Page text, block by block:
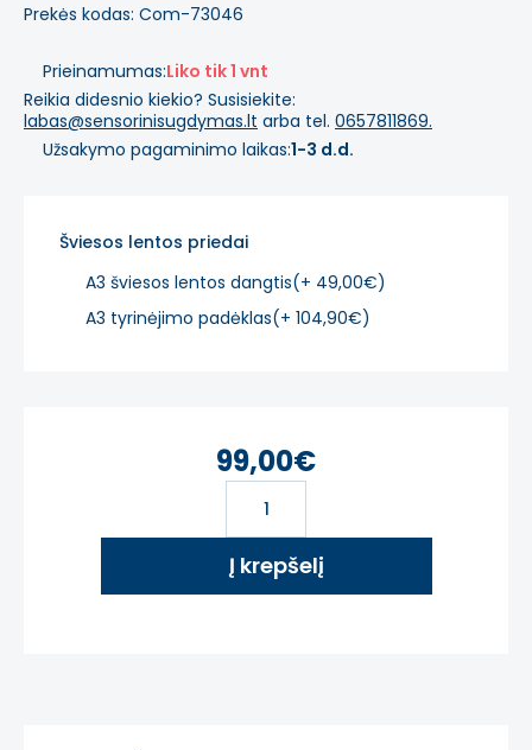
Prekės kodas: Com-73046
Prieinamumas:Liko tik 1 vnt
Reikia didesnio kiekio? Susisiekite:
labas@sensorinisugdymas.lt arba tel. 0657811869.
Užsakymo pagaminimo laikas:1-3 d.d.
Šviesos lentos priedai
A3 šviesos lentos dangtis(+ 49,00€)
A3 tyrinėjimo padėklas(+ 104,90€)
99,00€
Į krepšelį